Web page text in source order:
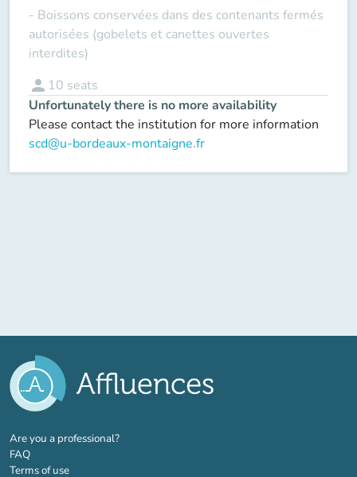
- Boissons conservées dans des contenants fermés
autorisées (gobelets et canettes ouvertes
interdites)
person 10 seats
Unfortunately there is no more availability
Please contact the institution for more information
scd@u-bordeaux-montaigne.fr
Are you a professional?(new tab)
FAQ
Terms of use